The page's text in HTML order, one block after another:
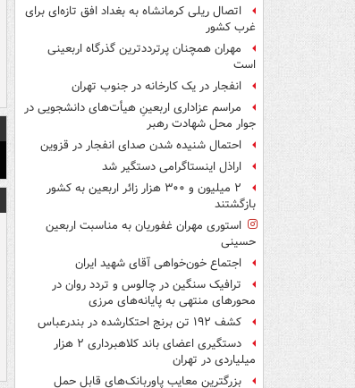
اتصال ریلی کرمانشاه به بغداد افق تازه‌ای برای
غرب کشور
مهران همچنان پرترددترین گذرگاه اربعینی
است
انفجار در یک کارخانه در جنوب تهران
مراسم عزاداری اربعینِ هیأت‌های دانشجویی در
جوار محل شهادت رهبر
احتمال شنیده شدن صدای انفجار در قزوین
اراذل اینستاگرامی دستگیر شد
۲ میلیون و ۳۰۰ هزار زائر اربعین به کشور
بازگشتند
استوری مهران غفوریان به مناسبت اربعین
حسینی
اجتماع خون‌خواهی آقای شهید ایران
ترافیک سنگین در چالوس و تردد روان در
محورهای منتهی به پایانه‌های مرزی
کشف ۱۹۲ تن برنج احتکارشده در بندرعباس
دستگیری اعضای باند کلاهبرداری ۲ هزار
میلیاردی در تهران
بزرگترین معایب پاوربانک‌های قابل حمل